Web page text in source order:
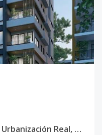
Apartamentos en Ventas – Urbanización Real, Santo Domingo D.N.